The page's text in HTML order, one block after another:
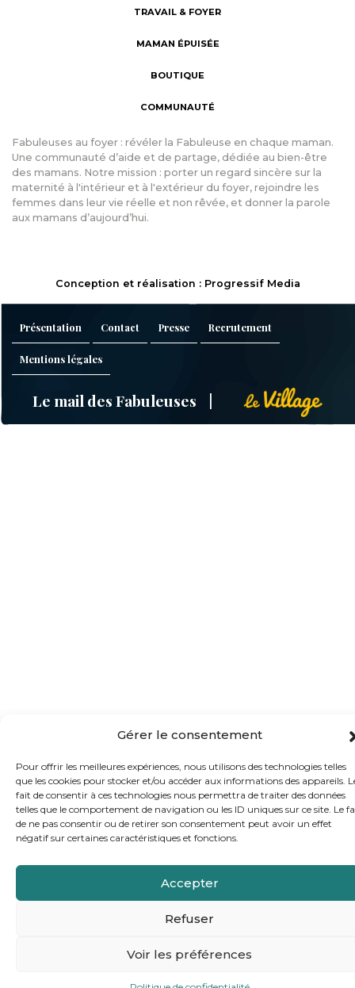
Gérer le consentement
Pour offrir les meilleures expériences, nous utilisons des technologies telles
que les cookies pour stocker et/ou accéder aux informations des appareils.
fait de consentir à ces technologies nous permettra de traiter des données
telles que le comportement de navigation ou les ID uniques sur ce site. Le
de ne pas consentir ou de retirer son consentement peut avoir un effet
négatif sur certaines caractéristiques et fonctions.
Accepter
Refuser
Voir les préférences
TRAVAIL & FOYER
MAMAN ÉPUISÉE
BOUTIQUE
COMMUNAUTÉ
Fabuleuses au foyer : révéler la Fabuleuse en chaque maman.
Une communauté d’aide et de partage, dédiée au bien-être
des mamans. Notre mission : porter un regard sincère sur la
maternité à l'intérieur et à l'extérieur du foyer, rejoindre les
femmes dans leur vie réelle et non rêvée, et donner la parole
aux mamans d’aujourd’hui.
Conception et réalisation : Progressif Media
Présentation Contact Presse Recrutement
Mentions légales
Le mail des Fabuleuses